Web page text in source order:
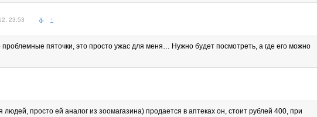
23:53 ↑
проблемные пяточки, это просто ужас для меня… Нужно будет посмотреть, а где его можно
людей, просто ей аналог из зоомагазина) продается в аптеках он, стоит рублей 400, при